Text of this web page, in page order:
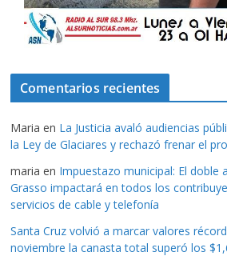
Comentarios recientes
Maria en La Justicia avaló audiencias
la Ley de Glaciares y rechazó frenar el
maria en Impuestazo municipal: El doble
Grasso impactará en todos los
servicios de cable y telefonía
Santa Cruz volvió a marcar valores
noviembre la canasta total superó los